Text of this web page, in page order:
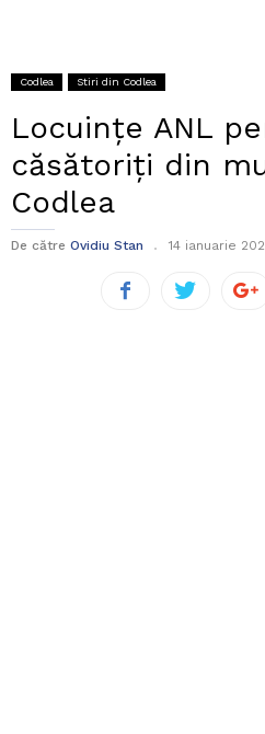
Codlea Stiri din Codlea
Locuințe ANL
căsătoriți din
Codlea
De către Ovidiu Stan 14 ianuarie